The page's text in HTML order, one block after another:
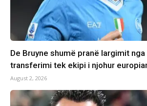
De Bruyne shumë pranë largimit
transferimi tek ekipi i njohur
August 2, 2026